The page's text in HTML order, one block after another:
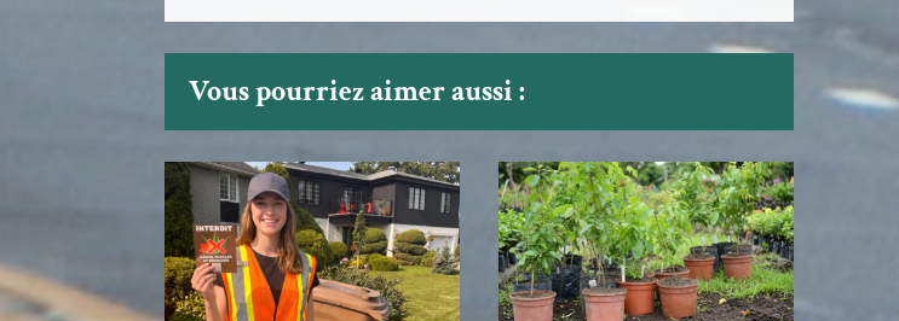
Vous pourriez aimer aussi :